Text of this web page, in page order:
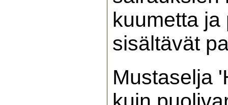
kuumetta ja
sisältävät
Mustaselja